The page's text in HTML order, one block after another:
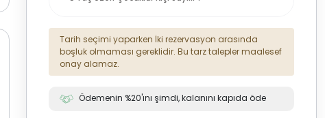
Tarih seçimi yaparken İki rezervasyon arasında
boşluk olmaması gereklidir. Bu tarz talepler maalesef
onay alamaz.
Ödemenin %20'ını şimdi, kalanını kapıda öde